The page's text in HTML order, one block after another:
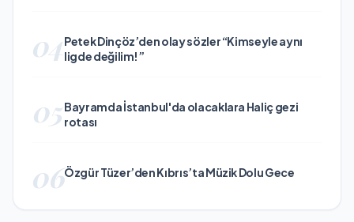
04Petek Dinçöz’den olay sözler “Kimseyle aynı
ligde değilim!”
05Bayramda İstanbul'da olacaklara Haliç gezi
rotası
06Özgür Tüzer’den Kıbrıs’ta Müzik Dolu Gece